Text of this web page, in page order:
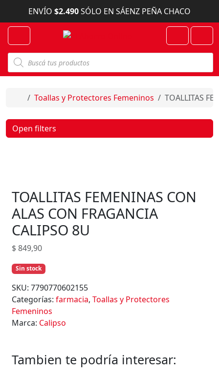
Skip to content
ENVÍO $2.490SÓLO EN SÁENZ PEÑA CHACO
B
s
q
d
Account
Cart
Home
Toallas y Protectores Femeninos TOALLITAS
TOALLITAS FEMENINAS CON
ALAS CON FRAGANCIA
CALIPSO 8U
$849,90
Sin stock
SKU: 7790770602155
Categorías: farmacia, Toallas y Protectores
Femeninos
Marca: Calipso
Tambien te podría interesar:
Open filters